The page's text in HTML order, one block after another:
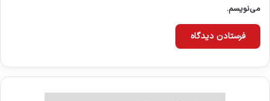
می‌نویسم.